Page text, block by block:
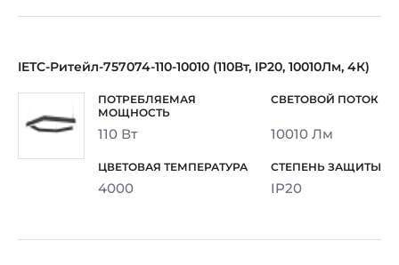
IETC-Ритейл-757074-110-10010 (110Вт, IP20, 10010Лм, 4К)
110 Вт 10010 Лм
4000 IP20